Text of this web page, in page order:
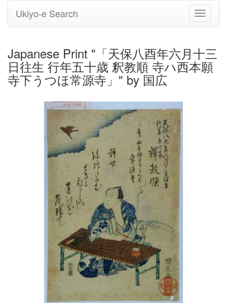
Toggle
Ukiyo-e Search
Japanese Print "「天保八酉年六月十三
日往生 行年五十歳 釈教順 寺ハ西本願
寺下うつほ常源寺」" by 国広